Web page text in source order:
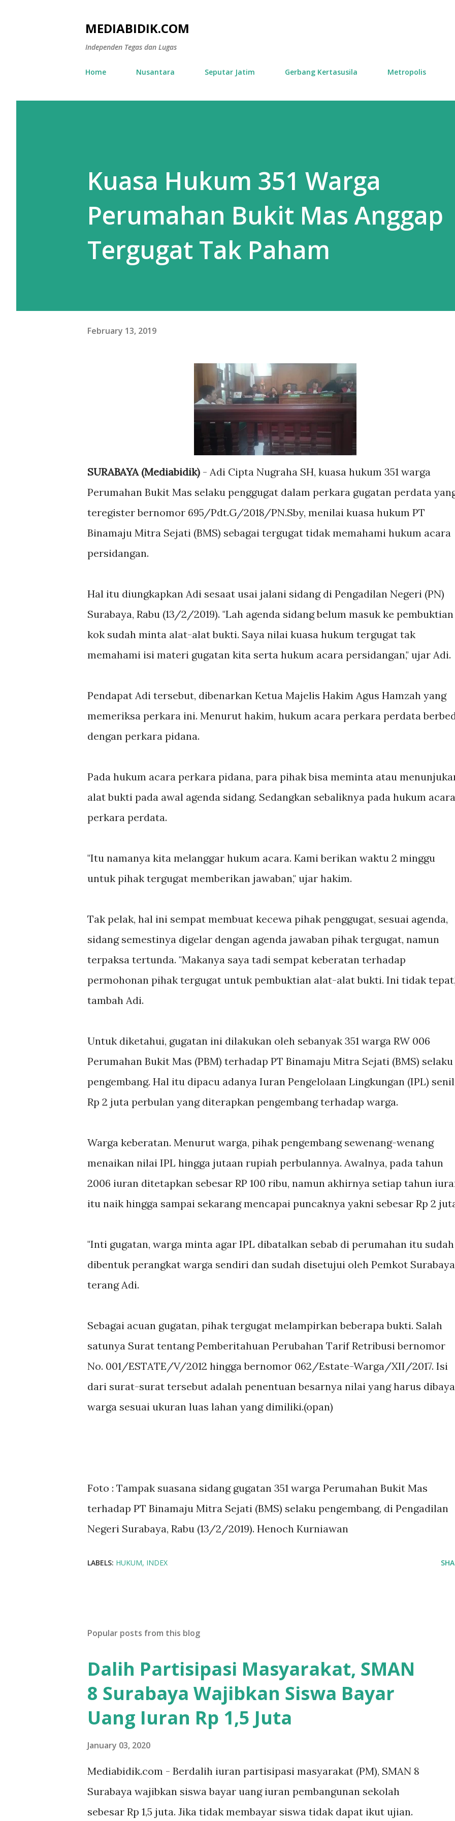
MEDIABIDIK.COM
Independen Tegas dan Lugas
Home Nusantara Seputar Jatim Gerbang Kertasusila Metropolis
Kuasa Hukum 351 Warga
Perumahan Bukit Mas Anggap
Tergugat Tak Paham
February 13, 2019
SURABAYA (Mediabidik) - Adi Cipta Nugraha SH, kuasa hukum 351 warga
Perumahan Bukit Mas selaku penggugat dalam perkara gugatan perdata
teregister bernomor 695/Pdt.G/2018/PN.Sby, menilai kuasa hukum PT
Binamaju Mitra Sejati (BMS) sebagai tergugat tidak memahami hukum acara
persidangan.
Hal itu diungkapkan Adi sesaat usai jalani sidang di Pengadilan Negeri (PN)
Surabaya, Rabu (13/2/2019). "Lah agenda sidang belum masuk ke pembuktian
kok sudah minta alat-alat bukti. Saya nilai kuasa hukum tergugat tak
memahami isi materi gugatan kita serta hukum acara persidangan," ujar Adi.
Pendapat Adi tersebut, dibenarkan Ketua Majelis Hakim Agus Hamzah yang
memeriksa perkara ini. Menurut hakim, hukum acara perkara perdata
dengan perkara pidana.
Pada hukum acara perkara pidana, para pihak bisa meminta atau
alat bukti pada awal agenda sidang. Sedangkan sebaliknya pada hukum acara
perkara perdata.
"Itu namanya kita melanggar hukum acara. Kami berikan waktu 2 minggu
untuk pihak tergugat memberikan jawaban," ujar hakim.
Tak pelak, hal ini sempat membuat kecewa pihak penggugat, sesuai agenda,
sidang semestinya digelar dengan agenda jawaban pihak tergugat, namun
terpaksa tertunda. "Makanya saya tadi sempat keberatan terhadap
permohonan pihak tergugat untuk pembuktian alat-alat bukti. Ini tidak
tambah Adi.
Untuk diketahui, gugatan ini dilakukan oleh sebanyak 351 warga RW 006
Perumahan Bukit Mas (PBM) terhadap PT Binamaju Mitra Sejati (BMS) selaku
pengembang. Hal itu dipacu adanya Iuran Pengelolaan Lingkungan (IPL)
Rp 2 juta perbulan yang diterapkan pengembang terhadap warga.
Warga keberatan. Menurut warga, pihak pengembang sewenang-wenang
menaikan nilai IPL hingga jutaan rupiah perbulannya. Awalnya, pada tahun
2006 iuran ditetapkan sebesar RP 100 ribu, namun akhirnya setiap tahun
itu naik hingga sampai sekarang mencapai puncaknya yakni sebesar Rp 2
"Inti gugatan, warga minta agar IPL dibatalkan sebab di perumahan itu sudah
dibentuk perangkat warga sendiri dan sudah disetujui oleh Pemkot
terang Adi.
Sebagai acuan gugatan, pihak tergugat melampirkan beberapa bukti. Salah
satunya Surat tentang Pemberitahuan Perubahan Tarif Retribusi bernomor
No. 001/ESTATE/V/2012 hingga bernomor 062/Estate-Warga/XII/2017. Isi
dari surat-surat tersebut adalah penentuan besarnya nilai yang harus
warga sesuai ukuran luas lahan yang dimiliki.(opan)
Foto : Tampak suasana sidang gugatan 351 warga Perumahan Bukit Mas
terhadap PT Binamaju Mitra Sejati (BMS) selaku pengembang, di Pengadilan
Negeri Surabaya, Rabu (13/2/2019). Henoch Kurniawan
LABELS: HUKUM INDEX
Popular posts from this blog
Dalih Partisipasi Masyarakat, SMAN
8 Surabaya Wajibkan Siswa Bayar
Uang Iuran Rp 1,5 Juta
January 03, 2020
Mediabidik.com - Berdalih iuran partisipasi masyarakat (PM), SMAN 8
Surabaya wajibkan siswa bayar uang iuran pembangunan sekolah
sebesar Rp 1,5 juta. Jika tidak membayar siswa tidak dapat ikut ujian.